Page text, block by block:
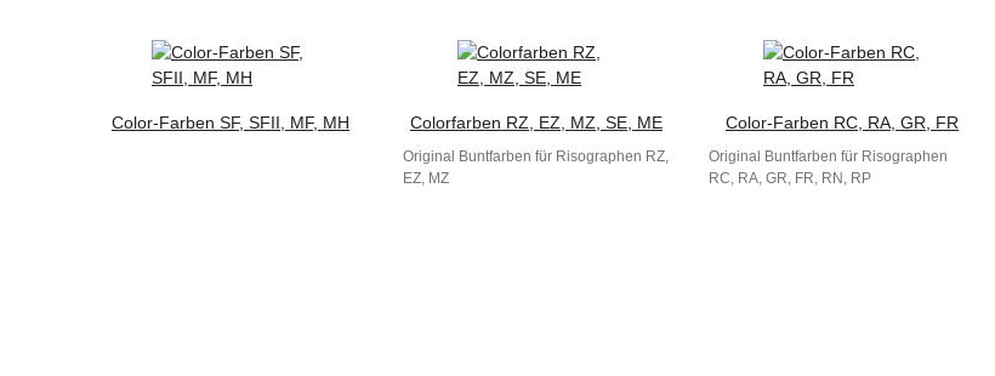
Color-Farben SF, SFII, MF, MH Colorfarben RZ, EZ, MZ, SE, ME
Original Buntfarben für Risographen RZ,
EZ, MZ
Color-Farben RC, RA, GR, FR
Original Buntfarben für Risographen
RC, RA, GR, FR, RN, RP